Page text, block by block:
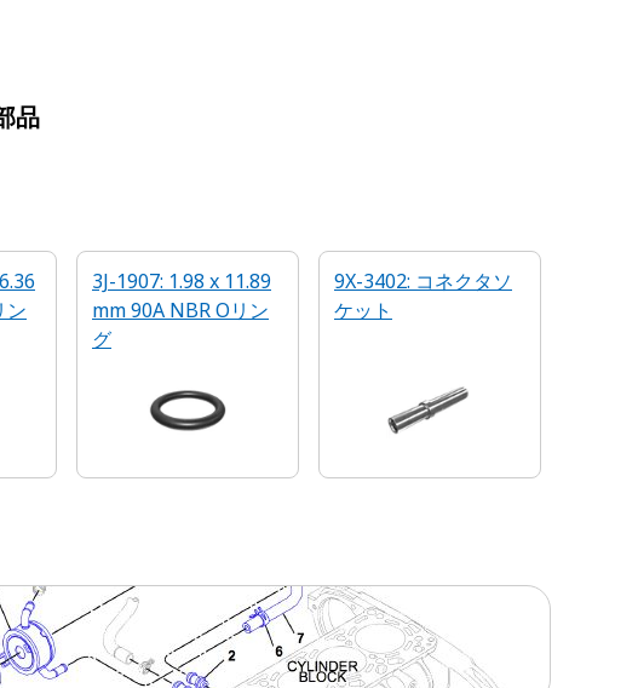
品
ン
3J-1907: 1.98 x 11.89
mm 90A NBR Oリン
グ
9X-3402: コネクタソ
ケット